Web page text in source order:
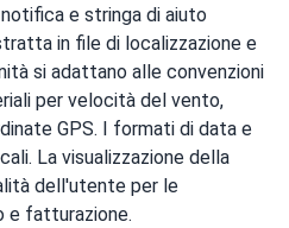
e stringa di aiuto
in file di localizzazione e
si adattano alle convenzioni
per velocità del vento,
GPS. I formati di data e
La visualizzazione della
dell'utente per le
e fatturazione.